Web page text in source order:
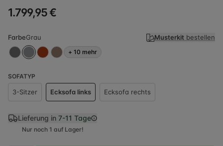
1.799,95 €
FarbeGrau Musterkit bestellen
+ 10 mehr
SOFATYP
3-Sitzer Ecksofa links Ecksofa rechts
Lieferung in 7-11 Tage
Nur noch 1 auf Lager!